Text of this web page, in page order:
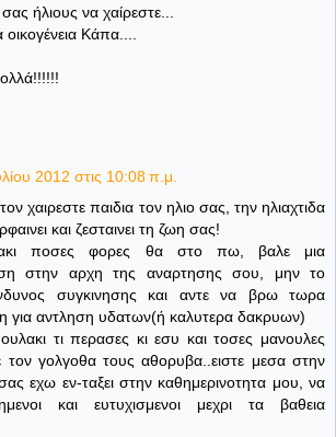
ήλιους να χαίρεστε...
Κάπα....
2012 στις 10:08 π.μ.
χαιρεστε παιδια τον ηλιο σας, την ηλιαχτιδα
και ζεσταινει τη ζωη σας!
ποσες φορες θα στο πω, βαλε μια
στην αρχη της αναρτησης σου, μην το
συγκινησης και αντε να βρω τωρα
για αντληση υδατων(ή καλυτερα δακρυων)
τι περασες κι εσυ και τοσες μανουλες
γολγοθα τους αθορυβα..ειστε μεσα στην
εχω εν-ταξει στην καθημερινοτητα μου, να
και ευτυχισμενοι μεχρι τα βαθεια